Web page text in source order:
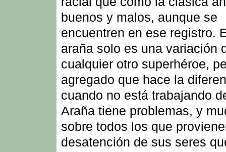
buenos y malos, aunque se
encuentren en ese registro.
araña solo es una variación
cualquier otro superhéroe,
agregado que hace la
cuando no está trabajando
Araña tiene problemas, y
sobre todos los que
desatención de sus seres